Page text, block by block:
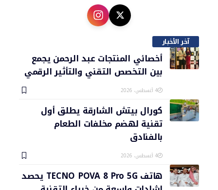
آخر الأخبار
أخصائي المنتجات عبد الرحمن يجمع
بين التخصص التقني والتأثير الرقمي
4 أغسطس، 2026
كورال بيتش الشارقة يطلق أول
تقنية لهضم مخلفات الطعام
بالفنادق
4 أغسطس، 2026
هاتف TECNO POVA 8 Pro 5G يحصد